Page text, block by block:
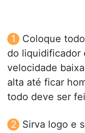
Coloque
do liquidificador
velocidade
alta até ficar
todo deve ser
Sirva logo e